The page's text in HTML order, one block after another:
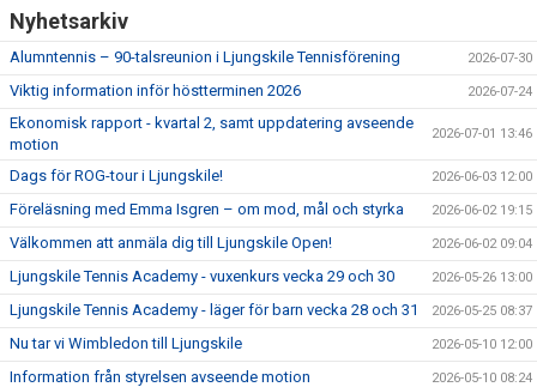
Nyhetsarkiv
Alumntennis – 90-talsreunion i Ljungskile Tennisförening 2026-07-30
Viktig information inför höstterminen 2026 2026-07-24
Ekonomisk rapport - kvartal 2, samt uppdatering avseende
motion
2026-07-01 13:46
Dags för ROG-tour i Ljungskile! 2026-06-03 12:00
Föreläsning med Emma Isgren – om mod, mål och styrka 2026-06-02 19:15
Välkommen att anmäla dig till Ljungskile Open! 2026-06-02 09:04
Ljungskile Tennis Academy - vuxenkurs vecka 29 och 30 2026-05-26 13:00
Ljungskile Tennis Academy - läger för barn vecka 28 och 31 2026-05-25 08:37
Nu tar vi Wimbledon till Ljungskile 2026-05-10 12:00
Information från styrelsen avseende motion 2026-05-10 08:24